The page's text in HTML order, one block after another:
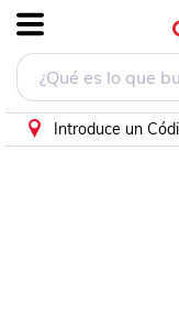
Introduce un